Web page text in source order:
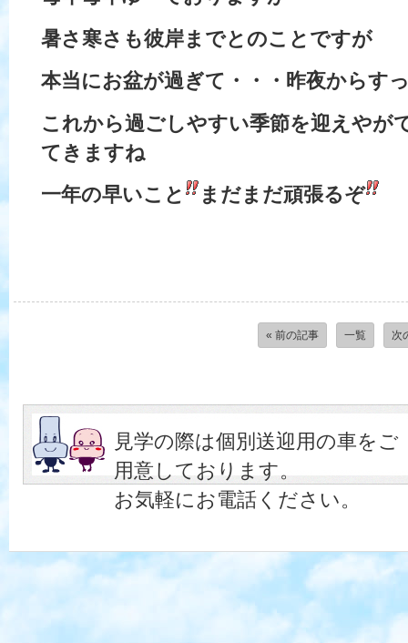
暑さ寒さも彼岸までとのことですが
本当にお盆が過ぎて・・・昨夜からす
これから過ごしやすい季節を迎えやが
てきますね
一年の早いこと
まだまだ頑張るぞ
« 前の記事 一覧 次
見学の際は個別送迎用の車をご
用意しております。
お気軽にお電話ください。